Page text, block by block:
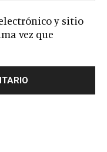
y sitio
vez que